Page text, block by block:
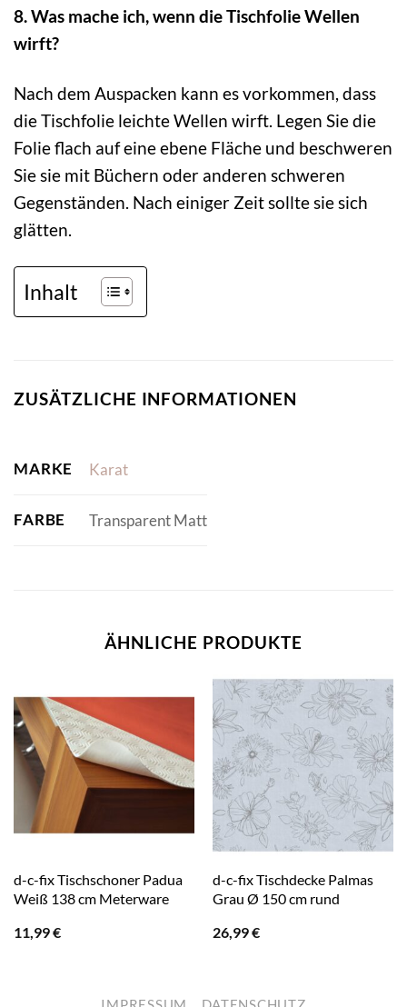
8. Was mache ich, wenn die Tischfolie Wellen
wirft?
Nach dem Auspacken kann es vorkommen, dass
die Tischfolie leichte Wellen wirft. Legen Sie die
Folie flach auf eine ebene Fläche und beschweren
Sie sie mit Büchern oder anderen schweren
Gegenständen. Nach einiger Zeit sollte sie sich
glätten.
Inhalt
ZUSÄTZLICHE INFORMATIONEN
MARKE Karat
FARBE Transparent Matt
ÄHNLICHE PRODUKTE
d-c-fix Tischschoner Padua
Weiß 138 cm Meterware
11,99€
d-c-fix Tischdecke Palmas
Grau Ø 150 cm rund
26,99€